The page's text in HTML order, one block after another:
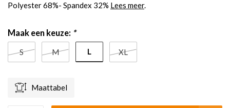
Polyester 68%- Spandex 32% Lees meer.
Maak een keuze: *
S M L XL
Maattabel